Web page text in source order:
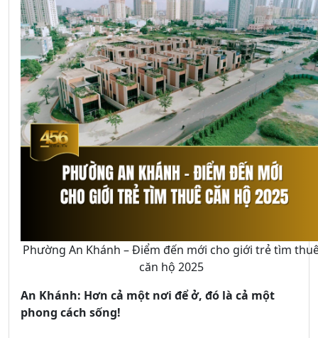
Phường An Khánh – Điểm đến mới cho giới trẻ tìm
căn hộ 2025
An Khánh: Hơn cả một nơi để ở, đó là cả một
phong cách sống!